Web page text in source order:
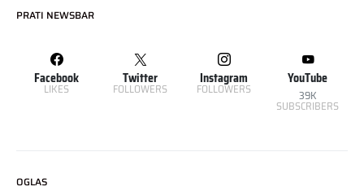
PRATI NEWSBAR
Facebook
LIKES
Twitter
FOLLOWERS
Instagram
FOLLOWERS
YouTube
39K
SUBSCRIBERS
OGLAS